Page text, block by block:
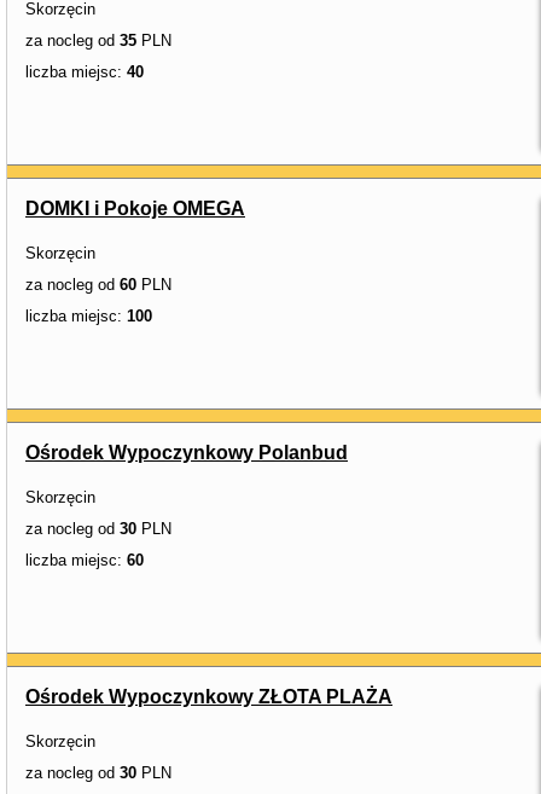
Skorzęcin
za nocleg od 35 PLN
liczba miejsc: 40
DOMKI i Pokoje OMEGA
Skorzęcin
za nocleg od 60 PLN
liczba miejsc: 100
Ośrodek Wypoczynkowy Polanbud
Skorzęcin
za nocleg od 30 PLN
liczba miejsc: 60
Ośrodek Wypoczynkowy ZŁOTA PLAŻA
Skorzęcin
za nocleg od 30 PLN